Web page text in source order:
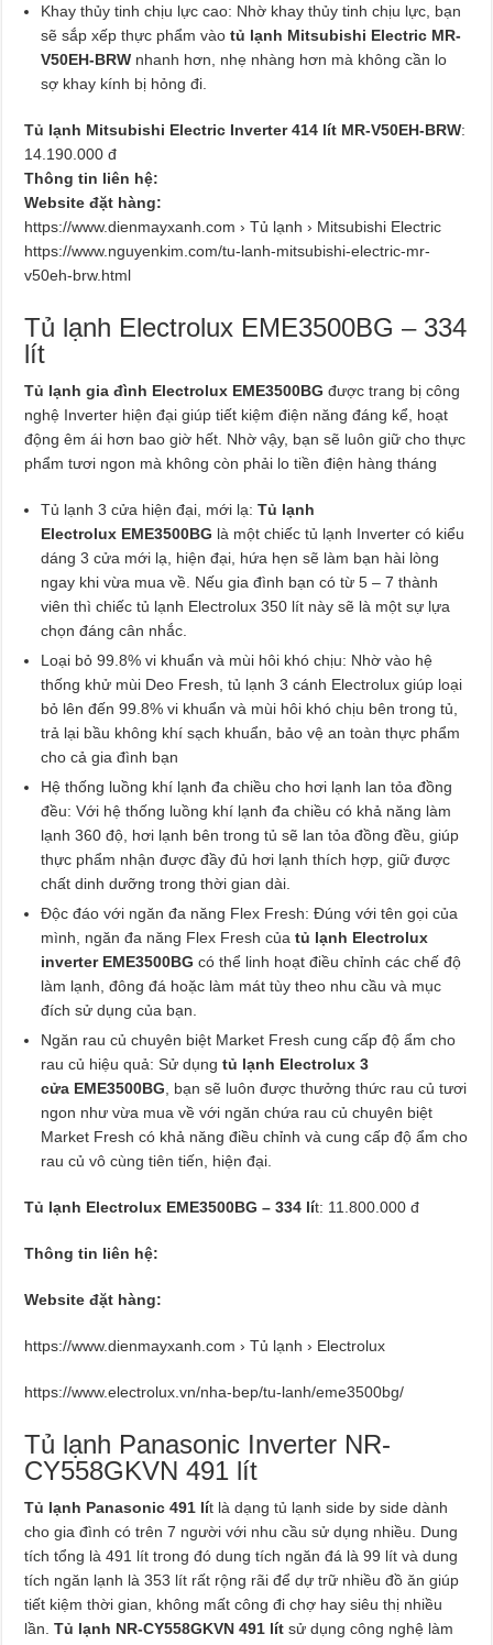
Khay thủy tinh chịu lực cao: Nhờ khay thủy tinh chịu lực, bạn
sẽ sắp xếp thực phẩm vàotủ lạnh Mitsubishi Electric MR-
V50EH-BRW nhanh hơn, nhẹ nhàng hơn mà không cần lo
sợ khay kính bị hỏng đi.
Tủ lạnh Mitsubishi Electric Inverter 414 lít MR-V50EH-BRW:
14.190.000 đ
Thông tin liên hệ:
Website đặt hàng:
https://www.dienmayxanh.com › Tủ lạnh › Mitsubishi Electric
https://www.nguyenkim.com/tu-lanh-mitsubishi-electric-mr-
v50eh-brw.html
Tủ lạnh Electrolux EME3500BG – 334
lít
Tủ lạnh gia đình Electrolux EME3500BGđược trang bị công
nghệ Inverter hiện đại giúp tiết kiệm điện năng đáng kể, hoạt
động êm ái hơn bao giờ hết. Nhờ vậy, bạn sẽ luôn giữ cho thực
phẩm tươi ngon mà không còn phải lo tiền điện hàng tháng
Tủ lạnh 3 cửa hiện đại, mới lạ:Tủ lạnh
Electrolux EME3500BG là một chiếc tủ lạnh Inverter có kiểu
dáng 3 cửa mới lạ, hiện đại, hứa hẹn sẽ làm bạn hài lòng
ngay khi vừa mua về. Nếu gia đình bạn có từ 5 – 7 thành
viên thì chiếc tủ lạnh Electrolux 350 lít này sẽ là một sự lựa
chọn đáng cân nhắc.
Loại bỏ 99.8% vi khuẩn và mùi hôi khó chịu: Nhờ vào hệ
thống khử mùi Deo Fresh, tủ lạnh 3 cánh Electrolux giúp loại
bỏ lên đến 99.8% vi khuẩn và mùi hôi khó chịu bên trong tủ,
trả lại bầu không khí sạch khuẩn, bảo vệ an toàn thực phẩm
cho cả gia đình bạn
Hệ thống luồng khí lạnh đa chiều cho hơi lạnh lan tỏa đồng
đều: Với hệ thống luồng khí lạnh đa chiều có khả năng làm
lạnh 360 độ, hơi lạnh bên trong tủ sẽ lan tỏa đồng đều, giúp
thực phẩm nhận được đầy đủ hơi lạnh thích hợp, giữ được
chất dinh dưỡng trong thời gian dài.
Độc đáo với ngăn đa năng Flex Fresh: Đúng với tên gọi của
mình, ngăn đa năng Flex Fresh của tủ lạnh Electrolux
inverter EME3500BGcó thể linh hoạt điều chỉnh các chế độ
làm lạnh, đông đá hoặc làm mát tùy theo nhu cầu và mục
đích sử dụng của bạn.
Ngăn rau củ chuyên biệt Market Fresh cung cấp độ ẩm cho
rau củ hiệu quả: Sử dụng tủ lạnh Electrolux 3
cửa EME3500BG , bạn sẽ luôn được thưởng thức rau củ tươi
ngon như vừa mua về với ngăn chứa rau củ chuyên biệt
Market Fresh có khả năng điều chỉnh và cung cấp độ ẩm cho
rau củ vô cùng tiên tiến, hiện đại.
Tủ lạnh Electrolux EME3500BG – 334 lít: 11.800.000 đ
Thông tin liên hệ:
Website đặt hàng:
https://www.dienmayxanh.com › Tủ lạnh › Electrolux
https://www.electrolux.vn/nha-bep/tu-lanh/eme3500bg/
Tủ lạnh Panasonic Inverter NR-
CY558GKVN 491 lít
Tủ lạnh Panasonic 491 lít là dạng tủ lạnh side by side dành
cho gia đình có trên 7 người với nhu cầu sử dụng nhiều. Dung
tích tổng là 491 lít trong đó dung tích ngăn đá là 99 lít và dung
tích ngăn lạnh là 353 lít rất rộng rãi để dự trữ nhiều đồ ăn giúp
tiết kiệm thời gian, không mất công đi chợ hay siêu thị nhiều
lần.Tủ lạnh NR-CY558GKVN 491 lítsử dụng công nghệ làm